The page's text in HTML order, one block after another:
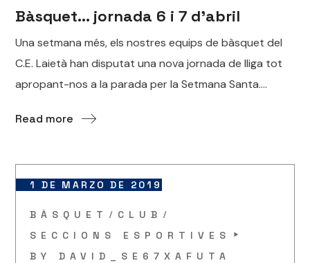
Bàsquet… jornada 6 i 7 d’abril
Una setmana més, els nostres equips de bàsquet del
C.E. Laietà han disputat una nova jornada de lliga tot
apropant-nos a la parada per la Setmana Santa....
Read more
1 DE MARZO DE 2019
BÀSQUET
CLUB
SECCIONS ESPORTIVES
BYDAVID_SE67XAFUTA